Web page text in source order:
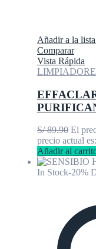
Añadir a la
Comparar
Vista Rápida
S/89.90 El
precio actual
Añadir al
In Stock-20%